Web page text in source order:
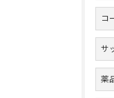
コ
サ
薬